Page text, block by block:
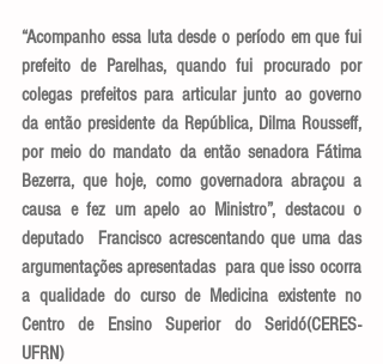
“Acompanho essa luta desde o período em que fui
prefeito de Parelhas, quando fui procurado por
colegas prefeitos para articular junto ao governo
da então presidente da República, Dilma Rousseff,
por meio do mandato da então senadora Fátima
Bezerra, que hoje, como governadora abraçou a
causa e fez um apelo ao Ministro”, destacou o
deputado  Francisco acrescentando que uma das
argumentações apresentadas  para que isso ocorra
a qualidade do curso de Medicina existente no
Centro de Ensino Superior do Seridó(CERES-
UFRN)